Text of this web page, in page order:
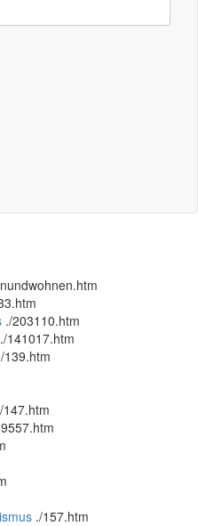
./203110.htm
./141017.htm
/139.htm
/147.htm
./157.htm